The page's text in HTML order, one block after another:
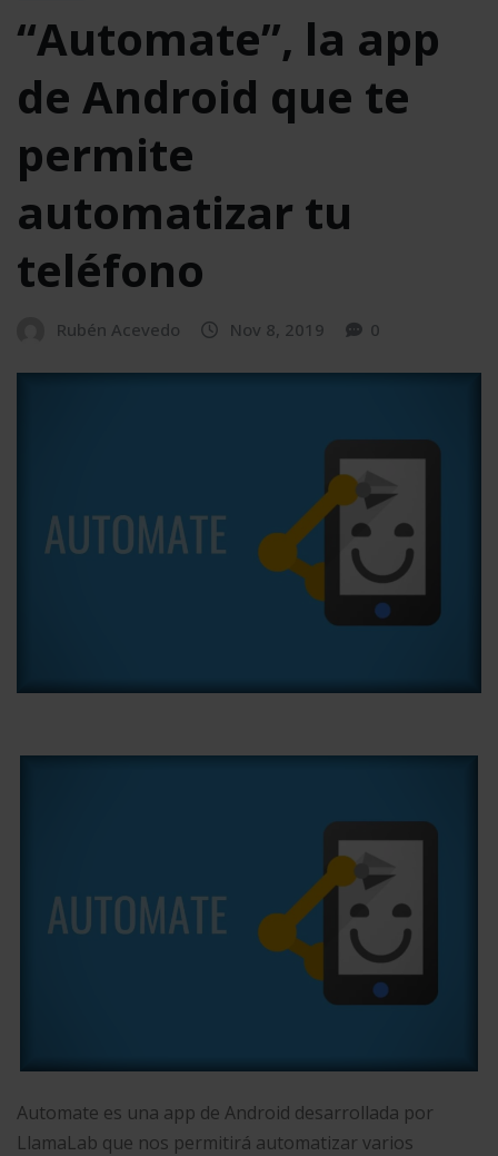
“Automate”, la app
de Android que te
permite
automatizar tu
teléfono
Rubén Acevedo Nov 8, 2019 0
Automate es una app de Android desarrollada por
LlamaLab que nos permitirá automatizar varios